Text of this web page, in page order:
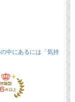
中にあるには「気持